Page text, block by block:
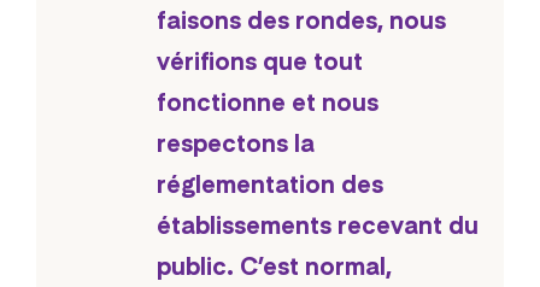
faisons des rondes, nous
vérifions que tout
fonctionne et nous
respectons la
réglementation des
établissements recevant du
public. C’est normal,